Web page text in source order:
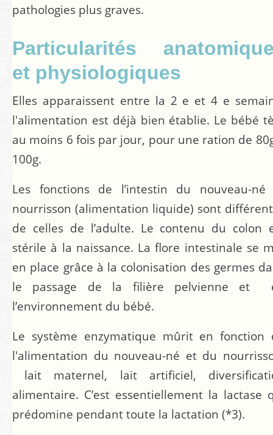
pathologies plus graves.
Particularités
et physiologiques
Elles apparaissent entre la 2 e et 4 e
l'alimentation est déjà bien établie. Le bébé
au moins 6 fois par jour, pour une ration de
100g.
Les fonctions de l’intestin du nouveau-né
nourrisson (alimentation liquide) sont
de celles de l’adulte. Le contenu du colon
stérile à la naissance. La flore intestinale se
en place grâce à la colonisation des germes
le passage de la filière pelvienne et
l’environnement du bébé.
Le système enzymatique mûrit en fonction
l'alimentation du nouveau-né et du
lait maternel, lait artificiel,
alimentaire. C’est essentiellement la lactase
prédomine pendant toute la lactation (*3).